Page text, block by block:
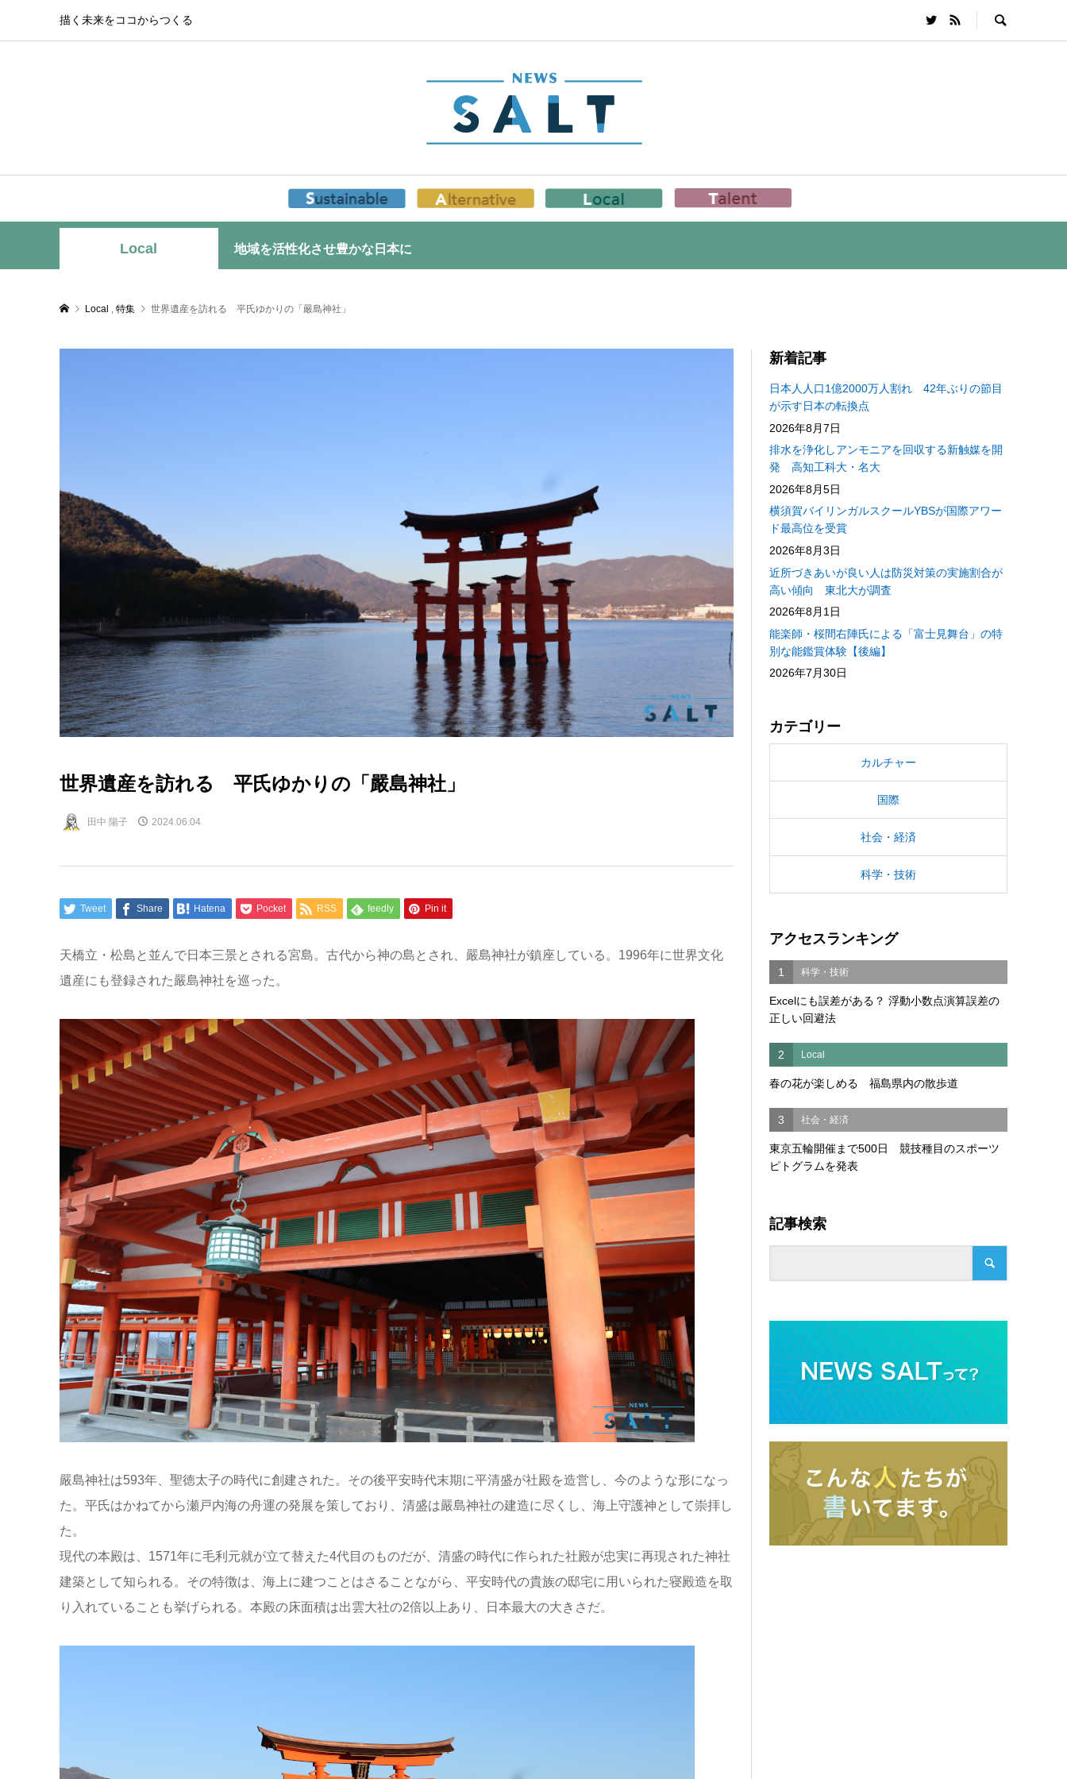
描く未来をココからつくる
Local 地域を活性化させ豊かな日本に
Local , 特集 世界遺産を訪れる 平氏ゆかりの「嚴島神社」
世界遺産を訪れる 平氏ゆかりの「嚴島神社」
田中 陽子 2024.06.04
Tweet Share Hatena Pocket RSS feedly Pin it
天橋立・松島と並んで日本三景とされる宮島。古代から神の島とされ、嚴島神社が鎮座している。1996年に世界文化
遺産にも登録された嚴島神社を巡った。
嚴島神社は593年、聖徳太子の時代に創建された。その後平安時代末期に平清盛が社殿を造営し、今のような形になっ
た。平氏はかねてから瀬戸内海の舟運の発展を策しており、清盛は嚴島神社の建造に尽くし、海上守護神として崇拝し
た。
現代の本殿は、1571年に毛利元就が立て替えた4代目のものだが、清盛の時代に作られた社殿が忠実に再現された神社
建築として知られる。その特徴は、海上に建つことはさることながら、平安時代の貴族の邸宅に用いられた寝殿造を取
り入れていることも挙げられる。本殿の床面積は出雲大社の2倍以上あり、日本最大の大きさだ。
新着記事
日本人人口1億2000万人割れ 42年ぶりの節目
が示す日本の転換点
2026年8月7日
排水を浄化しアンモニアを回収する新触媒を開
発 高知工科大・名大
2026年8月5日
横須賀バイリンガルスクールYBSが国際アワー
ド最高位を受賞
2026年8月3日
近所づきあいが良い人は防災対策の実施割合が
高い傾向 東北大が調査
2026年8月1日
能楽師・桜間右陣氏による「富士見舞台」の特
別な能鑑賞体験【後編】
2026年7月30日
カテゴリー
カルチャー
国際
社会・経済
科学・技術
アクセスランキング
1 科学・技術
Excelにも誤差がある？ 浮動小数点演算誤差の
正しい回避法
2 Local
春の花が楽しめる 福島県内の散歩道
3 社会・経済
東京五輪開催まで500日 競技種目のスポーツ
ピトグラムを発表
記事検索